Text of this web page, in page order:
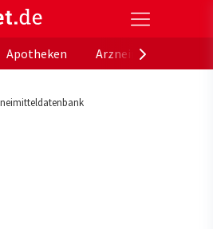
offizielle Gesundheitsportal der
Apotheken